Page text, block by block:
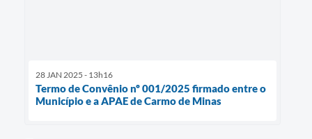
28 JAN 2025 - 13h16
Termo de Convênio nº 001/2025 firmado entre o
Município e a APAE de Carmo de Minas